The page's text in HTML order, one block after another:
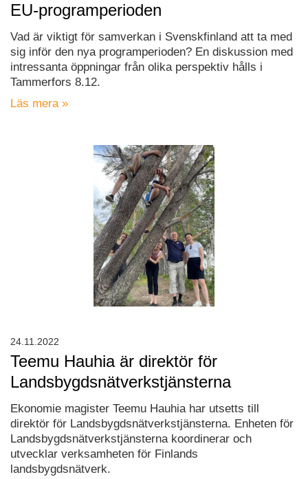
EU-programperioden
Vad är viktigt för samverkan i Svenskfinland att ta med
sig inför den nya programperioden? En diskussion med
intressanta öppningar från olika perspektiv hålls i
Tammerfors 8.12.
Läs mera »
Teemu Hauhia är direktör för
Landsbygdsnätverkstjänsterna
Ekonomie magister Teemu Hauhia har utsetts till
direktör för Landsbygdsnätverkstjänsterna. Enheten för
Landsbygdsnätverkstjänsterna koordinerar och
utvecklar verksamheten för Finlands
landsbygdsnätverk.
24.11.2022